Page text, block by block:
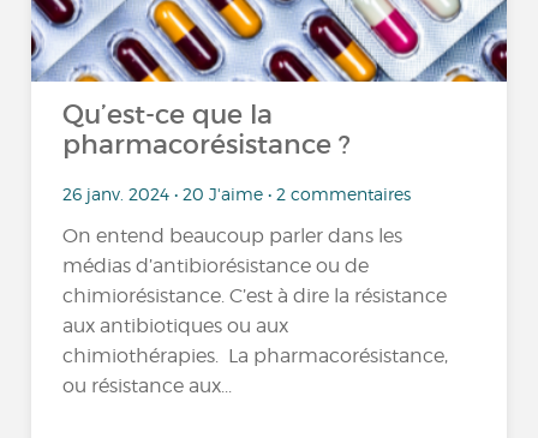
Qu’est-ce que la
pharmacorésistance ?
26 janv. 2024 • 20 J'aime • 2 commentaires
On entend beaucoup parler dans les
médias d’antibiorésistance ou de
chimiorésistance. C’est à dire la résistance
aux antibiotiques ou aux
chimiothérapies. La pharmacorésistance,
ou résistance aux...